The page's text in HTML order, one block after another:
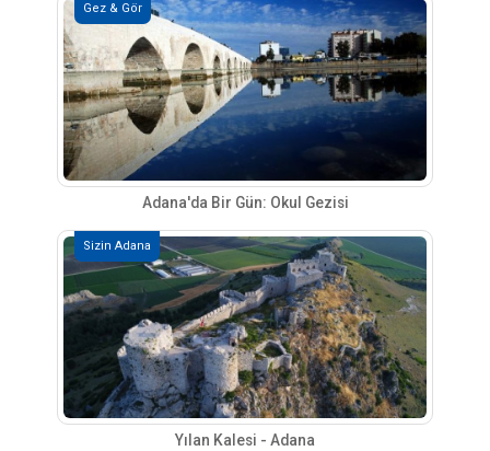
Gez & Gör
Adana'da Bir Gün: Okul Gezisi
Sizin Adana
Yılan Kalesi - Adana